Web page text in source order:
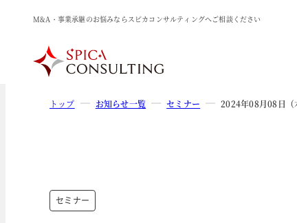
M&A・事業承継のお悩みならスピカコンサルティングへご相談ください
トップ お知らせ一覧 セミナー 2024年08月08日（
セミナー